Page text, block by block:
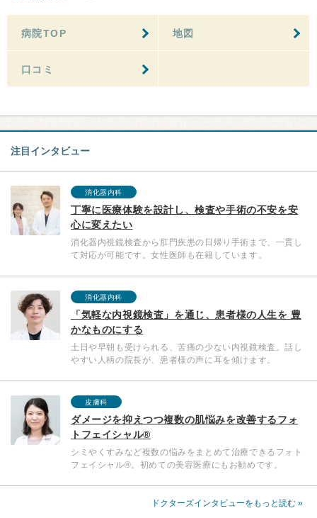
病院TOP 地図
口コミ
注目インタビュー
消化器内科
丁寧に医療体験を設計し、検査や手術の不安を安
心に変えたい
消化器内視鏡検査から肛門疾患の日帰り手術まで、一貫し
て対応が可能です。女性医師も在籍しています。
消化器内科
「気軽な内視鏡検査」を通じ、患者様の人生を 豊
かなものにする
土日や早朝も受けられる、苦痛の少ない内視鏡検査。話し
やすい人柄の院長が、患者様の声に耳を傾けます。
皮膚科
ダメージを抑えつつ複数の肌悩みを改善するフォ
トフェイシャル®
シミやくすみなど複数の悩みをまとめて治療できるフォト
フェイシャル®。初めての美容医療にもお勧めです。
ドクターズインタビューをもっと読む »